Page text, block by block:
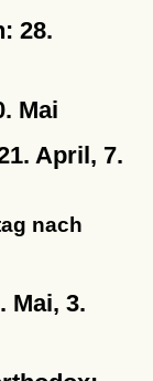
28.
Mai
April, 7.
nach
Mai, 3.